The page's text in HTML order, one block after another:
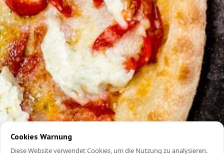
Cookies Warnung
Diese Website verwendet Cookies, um die Nutzung zu analysieren.